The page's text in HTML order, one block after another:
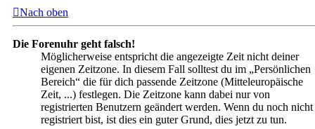
Nach oben
Die Forenuhr geht falsch!
Möglicherweise entspricht die angezeigte Zeit nicht deiner
eigenen Zeitzone. In diesem Fall solltest du im „Persönlichen
Bereich“ die für dich passende Zeitzone (Mitteleuropäische
Zeit, ...) festlegen. Die Zeitzone kann dabei nur von
registrierten Benutzern geändert werden. Wenn du noch nicht
registriert bist, ist dies ein guter Grund, dies jetzt zu tun.